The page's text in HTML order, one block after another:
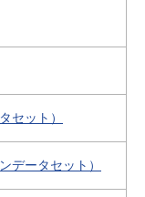
セット）
データセット）